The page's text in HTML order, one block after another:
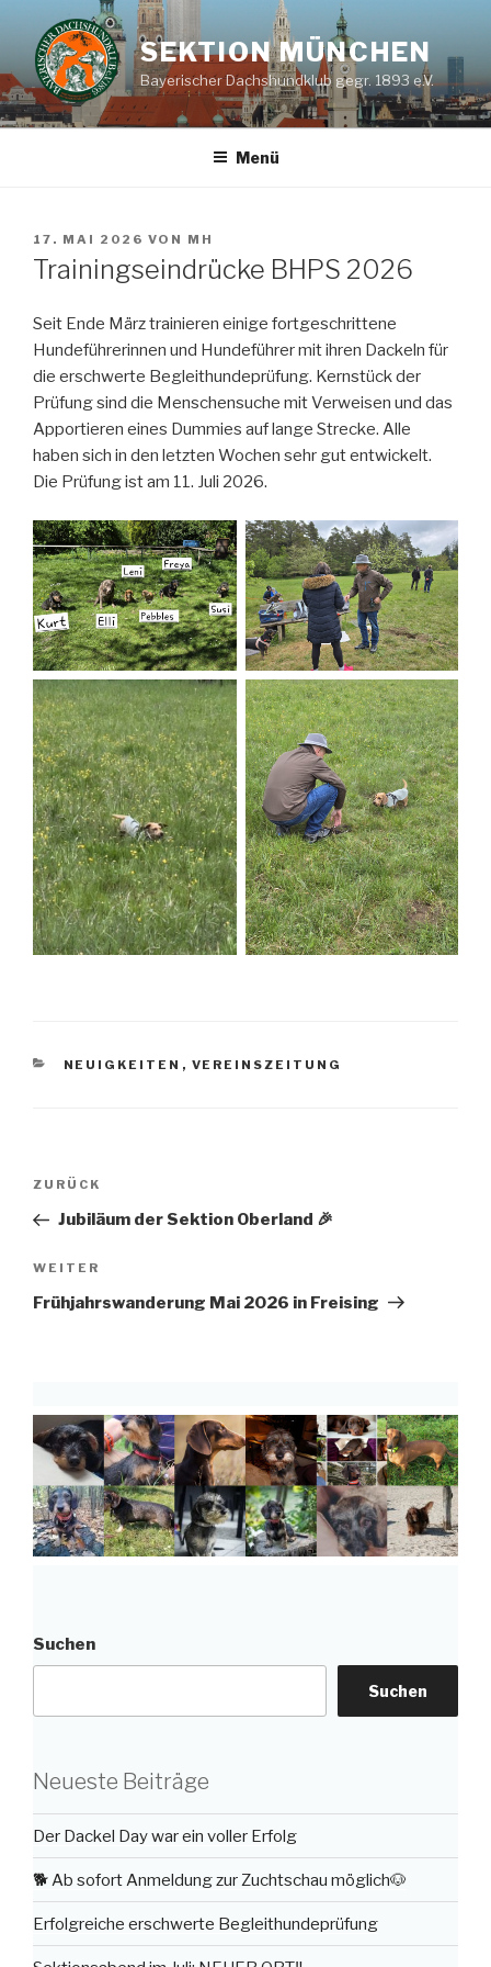
Inhalt
springen
SEKTION MÜNCHEN
Bayerischer Dachshundklub gegr. 1893 e.V.
Menü
VERÖFFENTLICHT
AM
17. MAI 2026 VON MH
Trainingseindrücke BHPS 2026
Seit Ende März trainieren einige fortgeschrittene
Hundeführerinnen und Hundeführer mit ihren Dackeln für
die erschwerte Begleithundeprüfung. Kernstück der
Prüfung sind die Menschensuche mit Verweisen und das
Apportieren eines Dummies auf lange Strecke. Alle
haben sich in den letzten Wochen sehr gut entwickelt.
Die Prüfung ist am 11. Juli 2026.
KATEGORIEN
NEUIGKEITEN , VEREINSZEITUNG
Beitragsnavigation
Vorheriger
Beitrag
ZURÜCK
Jubiläum der Sektion Oberland 🎉
Nächster
Beitrag
WEITER
Frühjahrswanderung Mai 2026 in Freising
Suchen
Suchen
Neueste Beiträge
Der Dackel Day war ein voller Erfolg
🐕 Ab sofort Anmeldung zur Zuchtschau möglich🐶
Erfolgreiche erschwerte Begleithundeprüfung